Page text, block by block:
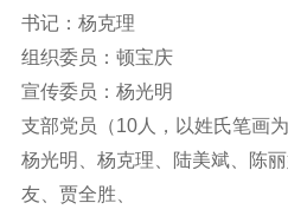
书记：杨克理
组织委员：顿宝庆
宣传委员：杨光明
支部党员（10人，以姓氏笔画为
杨光明、杨克理、陆美斌、陈
友、贾全胜、